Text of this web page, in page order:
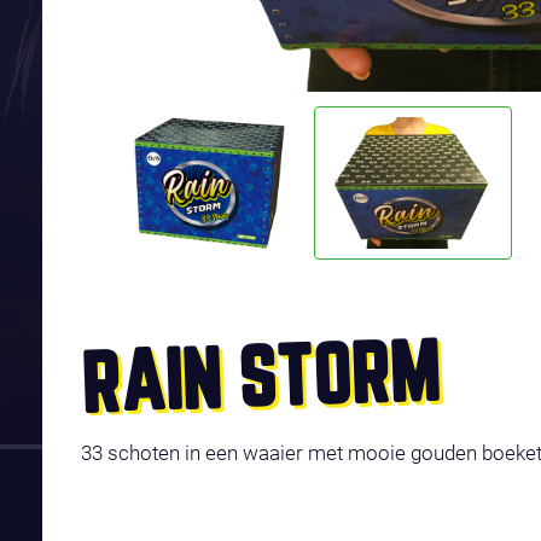
RAIN STORM
33 schoten in een waaier met mooie gouden